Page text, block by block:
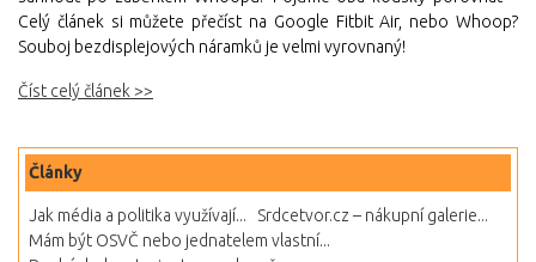
Celý článek si můžete přečíst na Google Fitbit Air, nebo Whoop?
Souboj bezdisplejových náramků je velmi vyrovnaný!
Číst celý článek >>
Články
Jak média a politika využívají...
Srdcetvor.cz – nákupní galerie...
Mám být OSVČ nebo jednatelem vlastní...